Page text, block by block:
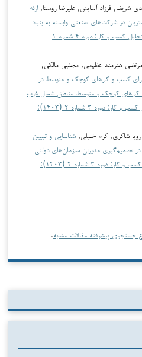
شریف, فرزاد آسایش, علیرضا روستا, ارئه
در شرکت‌های صنعتی وابسته به بنیاد
مدیریت پویا و تحلیل کسب و کار: دوره ۴ شماره ۱
هنرمند عظیمی, مجتبی مالکی,
برای کسب و کارهای کوچک ‏و متوسط در
کارهای کوچک و متوسط مناطق شمال غرب
مدیریت پویا و تحلیل کسب و کار: دوره ۳ شماره ۲ (۱۴۰۳):
شاکری, کرم خلیلی, شناسایی و تبیین
تصمیم‌گیری مدیران سازمان‌های دولتی
مدیریت پویا و تحلیل کسب و کار: دوره ۳ شماره ۴ (۱۴۰۳):
جستجوی پیشرفته مقالات مشابه.